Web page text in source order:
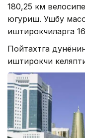
180,25 км
югуриш. Ушбу
иштирокчиларга
Пойтахтга
иштирокчи